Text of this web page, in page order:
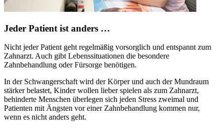
Jeder Patient ist anders …
Nicht jeder Patient geht regelmäßig vorsorglich und entspannt zum
Zahnarzt. Auch gibt Lebenssituationen die besondere
Zahnbehandlung oder Fürsorge benötigen.
In der Schwangerschaft wird der Körper und auch der Mundraum
stärker belastet, Kinder wollen lieber spielen als zum Zahnarzt,
behinderte Menschen überlegen sich jeden Stress zweimal und
Patienten mit Ängsten vor einer Zahnbehandlung kommen nur,
wenn es nicht anders geht.